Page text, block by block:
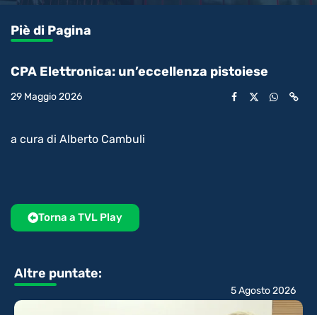
l’audio0.99%
in-
Piè di Pagina
CPA Elettronica: un’eccellenza pistoiese
29 Maggio 2026
a cura di Alberto Cambuli
Torna a TVL Play
Altre puntate:
5 Agosto 2026